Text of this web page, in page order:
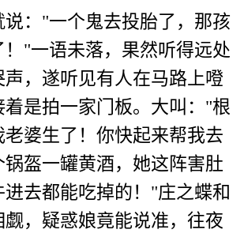
说："一个鬼去投胎了，那孩
"一语未落，果然听得远处
声，遂听见有人在马路上噔
是拍一家门板。大叫："根
婆生了！你快起来帮我去
盔一罐黄酒，她这阵害肚
去都能吃掉的！"庄之蝶和
，疑惑娘竟能说准，往夜